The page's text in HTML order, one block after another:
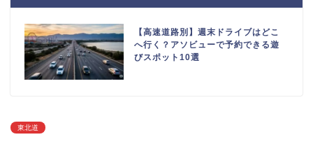
【高速道路別】週末ドライブはどこ
へ行く？アソビューで予約できる遊
びスポット10選
東北道